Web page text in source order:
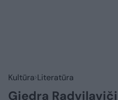
Kultūra Literatūra
Giedra